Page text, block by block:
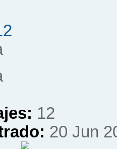
12
20 Jun